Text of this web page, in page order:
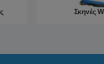
Σκηνές